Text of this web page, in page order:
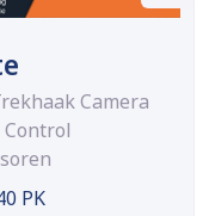
Camera
PK